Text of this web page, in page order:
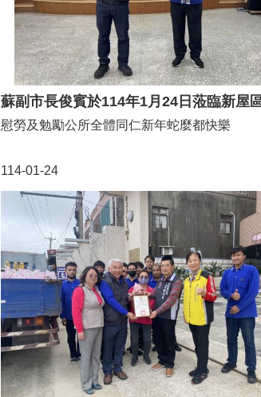
114-01-24
慰勞及勉勵公所全體同仁新年蛇麼都快樂